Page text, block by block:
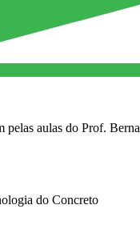
pelas aulas do Prof.
do Concreto